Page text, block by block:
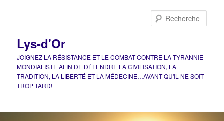
Lys-d'Or
JOIGNEZ LA RÉSISTANCE ET LE COMBAT CONTRE LA TYRANNIE
MONDIALISTE AFIN DE DÉFENDRE LA CIVILISATION, LA
TRADITION, LA LIBERTÉ ET LA MÉDECINE…AVANT QU'IL NE SOIT
TROP TARD!